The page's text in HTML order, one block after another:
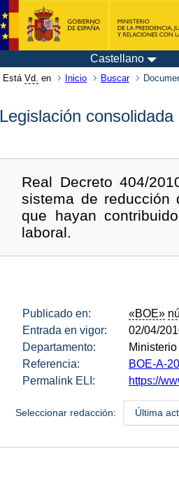
Castellano
Está Vd. en Inicio Buscar
Legislación consolidada
Real Decreto 404/
sistema de reducción
que hayan
laboral.
Publicado en: «BOE»
Entrada en vigor:
02/04/
Departamento:
Referencia:
BOE-A-
Permalink ELI:
https://
Seleccionar redacción: Última